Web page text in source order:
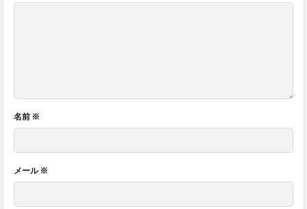
名前 ※
メール※